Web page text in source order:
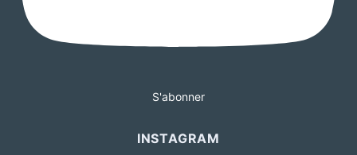
S'abonner
INSTAGRAM